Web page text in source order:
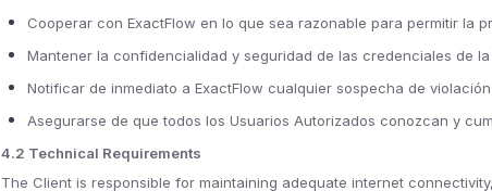
Cooperar con ExactFlow en lo que sea razonable para permitir la
Mantener la confidencialidad y seguridad de las credenciales de
Notificar de inmediato a ExactFlow cualquier sospecha de
Asegurarse de que todos los Usuarios Autorizados conozcan y
4.2 Technical Requirements
The Client is responsible for maintaining adequate internet